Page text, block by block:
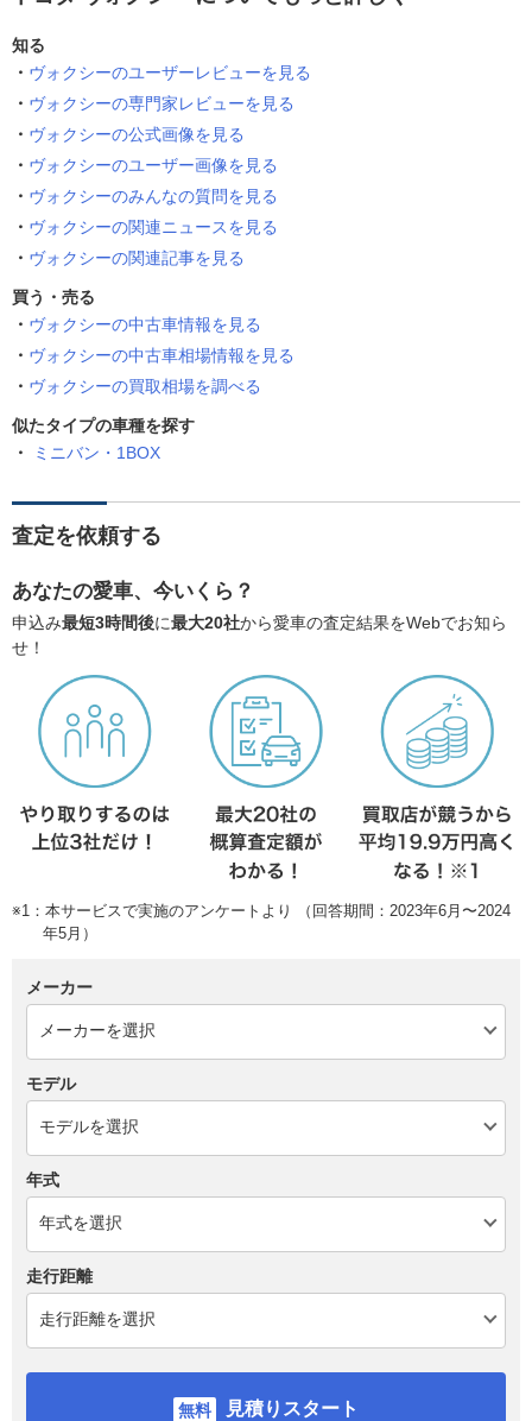
知る
ヴォクシーのユーザーレビューを見る
ヴォクシーの専門家レビューを見る
ヴォクシーの公式画像を見る
ヴォクシーのユーザー画像を見る
ヴォクシーのみんなの質問を見る
ヴォクシーの関連ニュースを見る
ヴォクシーの関連記事を見る
買う・売る
ヴォクシーの中古車情報を見る
ヴォクシーの中古車相場情報を見る
ヴォクシーの買取相場を調べる
似たタイプの車種を探す
ミニバン・1BOX
査定を依頼する
あなたの愛車、今いくら？
申込み最短3時間後に最大20社から愛車の査定結果をWebでお知ら
せ！
※1：本サービスで実施のアンケートより （回答期間：2023年6月〜2024
年5月）
メーカー
モデル
年式
走行距離
見積りスタート